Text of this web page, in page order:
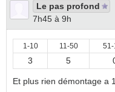
Le pas profond
7h45 à 9h
1-10 11-50
3 5
Et plus rien démontage a